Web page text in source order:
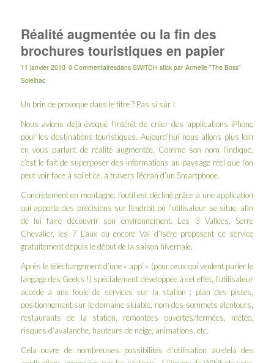
Réalité augmentée ou la fin des
brochures touristiques en papier
11 janvier 2010 0 Commentairesdans SWiTCH stick par Armelle "The Boss"
Solelhac
Un brin de provoque dans le titre ? Pas si sûr !
Nous avions déjà évoqué l’intérêt de créer des applications iPhone
pour les destinations touristiques. Aujourd’hui nous allons plus loin
en vous parlant de réalité augmentée. Comme son nom l’indique,
c’est le fait de superposer des informations au paysage réel que l’on
peut voir face à soi et ce, à travers l’écran d’un Smartphone.
Concrètement en montagne, l’outil est décliné grâce à une application
qui apporte des précisions sur l’endroit où l’utilisateur se situe, afin
de lui faire découvrir son environnement. Les 3 Vallées, Serre
Chevalier, les 7 Laux ou encore Val d’Isère proposent ce service
gratuitement depuis le début de la saison hivernale.
Après le téléchargement d’une « app’ » (pour ceux qui veulent parler le
langage des Geeks !) spécialement développée à cet effet, l’utilisateur
accède à une foule de services sur la station : plan des pistes,
positionnement sur le domaine skiable, nom des sommets alentours,
restaurants de la station, remontées ouvertes/fermées, météo,
risques d’avalanche, hauteurs de neige, animations, etc.
Cela ouvre de nombreuses possibilités d’utilisation au-delà des